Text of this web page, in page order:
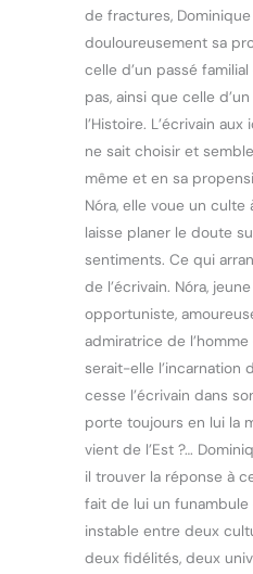
de fractures,
douloureusement sa
celle d’un passé
pas, ainsi que celle
l’Histoire. L’écrivain
ne sait choisir et
même et en sa
Nóra, elle voue un culte
laisse planer le doute
sentiments. Ce qui
de l’écrivain. Nóra,
opportuniste,
admiratrice de
serait-elle l’incarnation
cesse l’écrivain dans
porte toujours en lui la
vient de l’Est ?…
il trouver la réponse à
fait de lui un funambule
instable entre deux
deux fidélités, deux